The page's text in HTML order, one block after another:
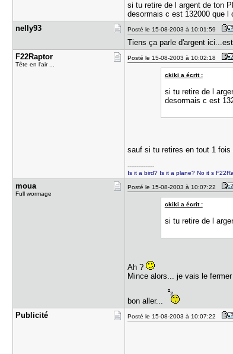
si tu retire de l argent de ton
desormais c est 132000 que l
nelly93
Posté le 15-08-2003 à 10:01:59
Tiens ça parle d'argent
F22Raptor
Tête en l'air ...
Posté le 15-08-2003 à 10:02:18
ckiki a écrit :
si tu retire de l
desormais c est
sauf si tu retires en tout 1
---------------
Is it a bird? Is it a plane? No it s
moua
Full wormage
Posté le 15-08-2003 à 10:07:22
ckiki a écrit :
si tu retire de l
Ah ?
Mince alors... je vais le
bon aller...
Publicité
Posté le 15-08-2003 à 10:07:22